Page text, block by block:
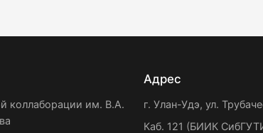
коллаборации им. В.А.
Адрес
г. Улан-Удэ, ул.
Каб. 121 (БИИК